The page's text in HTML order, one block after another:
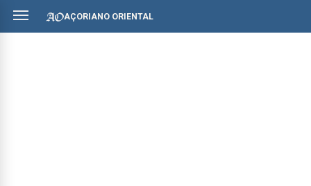
AÇORIANO ORIENTAL